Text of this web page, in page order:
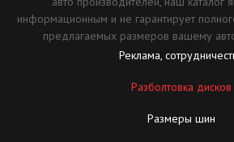
информационным и не гарантирует
предлагаемых размеров вашему
Реклама,
Разболтовка дисков
Размеры шин